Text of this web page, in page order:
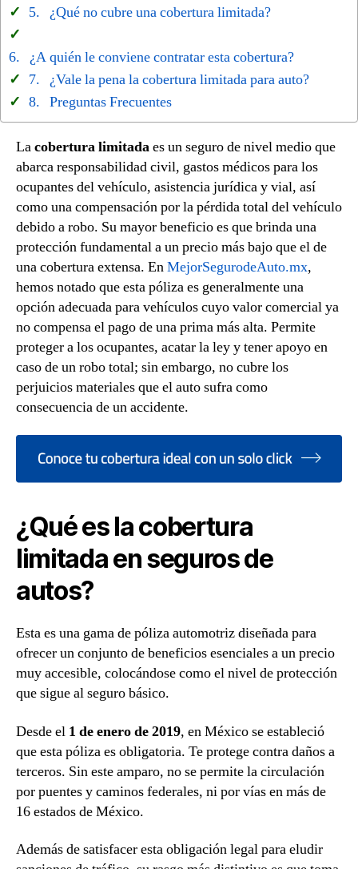
¿Qué no cubre una cobertura limitada?
¿A quién le conviene contratar esta cobertura?
¿Vale la pena la cobertura limitada para auto?
Preguntas Frecuentes
Lacobertura limitadaes un seguro de nivel medio que
abarca responsabilidad civil, gastos médicos para los
ocupantes del vehículo, asistencia jurídica y vial, así
como una compensación por la pérdida total del vehículo
debido a robo. Su mayor beneficio es que brinda una
protección fundamental a un precio más bajo que el de
una cobertura extensa. EnMejorSegurodeAuto.mx,
hemos notado que esta póliza es generalmente una
opción adecuada para vehículos cuyo valor comercial ya
no compensa el pago de una prima más alta. Permite
proteger a los ocupantes, acatar la ley y tener apoyo en
caso de un robo total; sin embargo, no cubre los
perjuicios materiales que el auto sufra como
consecuencia de un accidente.
¿Qué es la cobertura
limitada en seguros de
autos?
Esta es una gama de póliza automotriz diseñada para
ofrecer un conjunto de beneficios esenciales a un precio
muy accesible, colocándose como el nivel de protección
que sigue al seguro básico.
Desde el 1 de enero de 2019, en México se estableció
que esta póliza es obligatoria. Te protege contra daños a
terceros. Sin este amparo, no se permite la circulación
por puentes y caminos federales, ni por vías en más de
16 estados de México.
Además de satisfacer esta obligación legal para eludir